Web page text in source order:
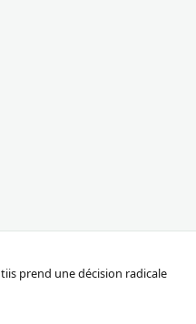
prend une décision radicale